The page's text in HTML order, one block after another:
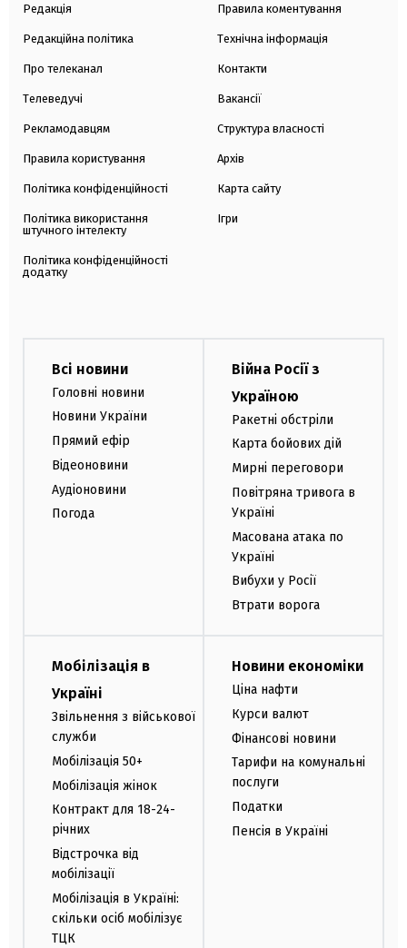
Редакція
Редакційна політика
Про телеканал
Телеведучі
Рекламодавцям
Правила користування
Політика конфіденційності
Політика використання
штучного інтелекту
Політика конфіденційності
додатку
Правила коментування
Технічна інформація
Контакти
Вакансії
Структура власності
Архів
Карта сайту
Ігри
Всі новини
Головні новини
Новини України
Прямий ефір
Відеоновини
Аудіоновини
Погода
Війна Росії з
Україною
Ракетні обстріли
Карта бойових дій
Мирні переговори
Повітряна тривога в
Україні
Масована атака по
Україні
Вибухи у Росії
Втрати ворога
Мобілізація в
Україні
Звільнення з військової
служби
Мобілізація 50+
Мобілізація жінок
Контракт для 18-24-
річних
Відстрочка від
мобілізації
Мобілізація в Україні:
скільки осіб мобілізує
ТЦК
Новини економіки
Ціна нафти
Курси валют
Фінансові новини
Тарифи на комунальні
послуги
Податки
Пенсія в Україні